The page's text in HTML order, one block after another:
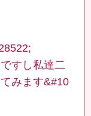
すし私達二
みます&#10